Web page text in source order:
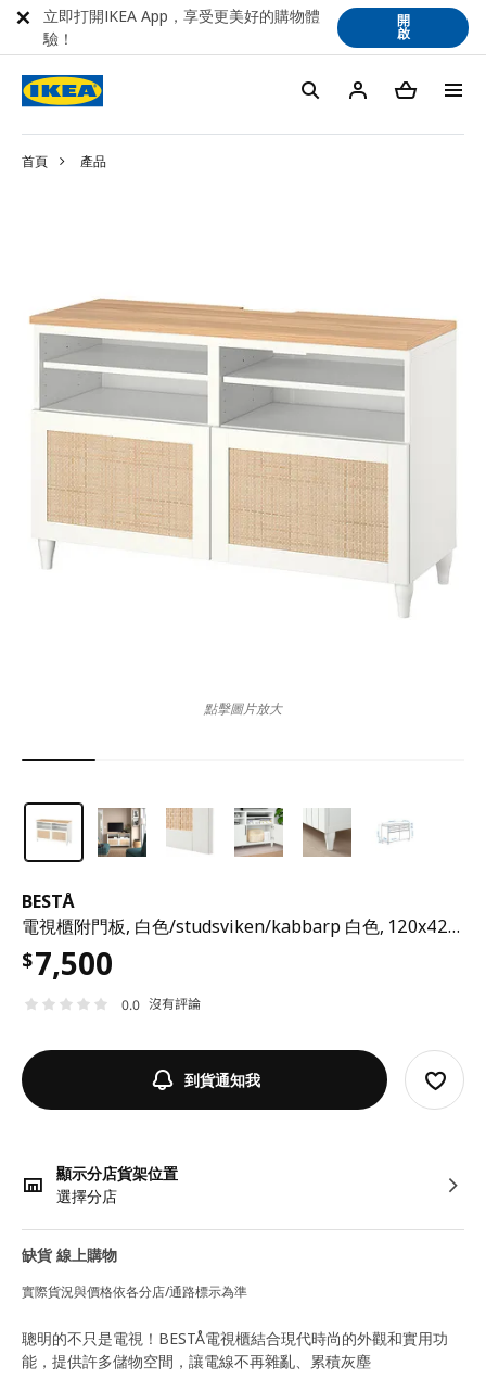
首頁 產品
BESTÅ
電視櫃附門板, 白色/studsviken/kabbarp 白色, 120x42x76 公分
$7,500
0.0 沒有評論
到貨通知我
顯示分店貨架位置
選擇分店
缺貨 線上購物
實際貨況與價格依各分店/通路標示為準
點擊圖片放大
聰明的不只是電視！BESTÅ電視櫃結合現代時尚的外觀和實用功
能，提供許多儲物空間，讓電線不再雜亂、累積灰塵
立即打開IKEA App，享受更美好的購物體
驗！
開
啟